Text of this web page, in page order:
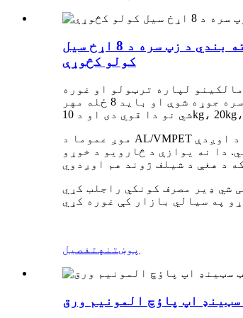
د ګمرک چاپ پورټ ایبل د څارویو د خوړو کڅوړه د المونیم ورق سټینډ اپ پاؤچ د پیشو سپي وچ شوي خواړه بسته بندي د زپ سره د 8 اړخ سیل
کولو کڅوړې
مهر کولو کڅوړه د څارویو د برانډ مالکینو لپاره ترټولو او غوره
انتخاب دی ځکه چې دا کڅوړه پیرودونکو ته د لوړ غوښې خواړو محصول د لوړ تازه والي سره ورکوي. دا کڅوړه د 5 اړخونو سره جوړه شوې او باید 8 ځله مهر
موږ عموما د AL/VMPET مواد د اکسیجن، بدبویۍ او د ننوتلو د رڼا خنډ د رامینځته کولو لپاره غوره کوو، کوم چې به دننه د څارویو خواړه د اوږدې
دا نه یوازې د څارویو د خوړو
شي ډیر مصرف کونکي راجلب کړي
پوښتنه تفصیل
اپ پاؤچ المونیم ورق